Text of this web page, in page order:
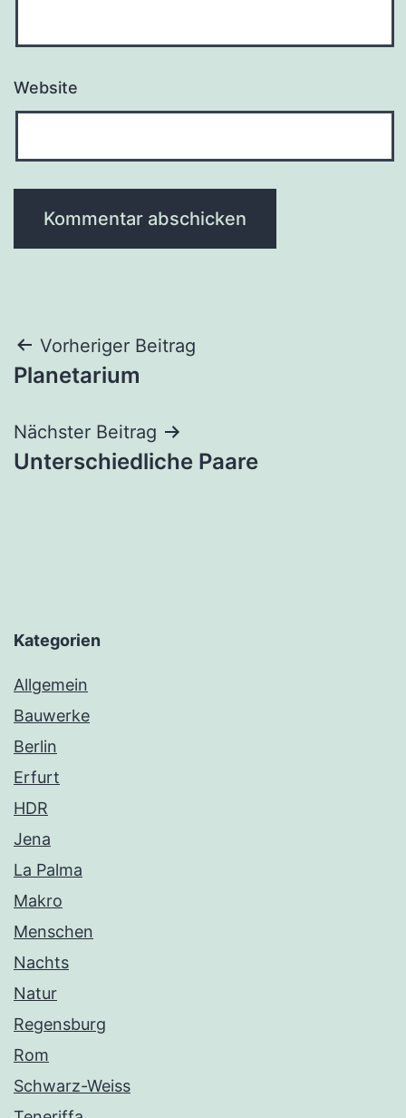
Website
Beitragsnavigation
Vorheriger Beitrag
Planetarium
Nächster Beitrag
Unterschiedliche Paare
Kategorien
Allgemein
Bauwerke
Berlin
Erfurt
HDR
Jena
La Palma
Makro
Menschen
Nachts
Natur
Regensburg
Rom
Schwarz-Weiss